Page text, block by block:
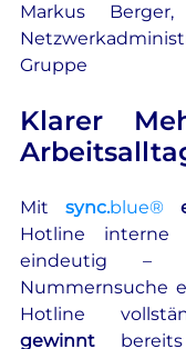
Markus
Gruppe
Klarer
Mit sync.blue®
Hotline interne
eindeutig –
Nummernsuche
gewinnt